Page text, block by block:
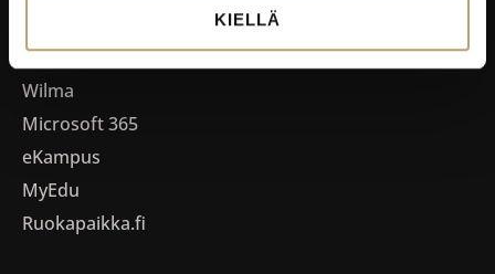
KIELLÄ
Wilma
Microsoft 365
eKampus
MyEdu
Ruokapaikka.fi